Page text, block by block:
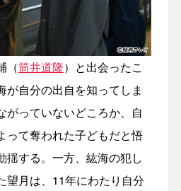
（筒井道隆）と出会ったこ
が自分の出自を知ってしま
がっていないどころか、自
って奪われた子どもだと悟
揺する。一方、紘海の犯し
望月は、11年にわたり自分